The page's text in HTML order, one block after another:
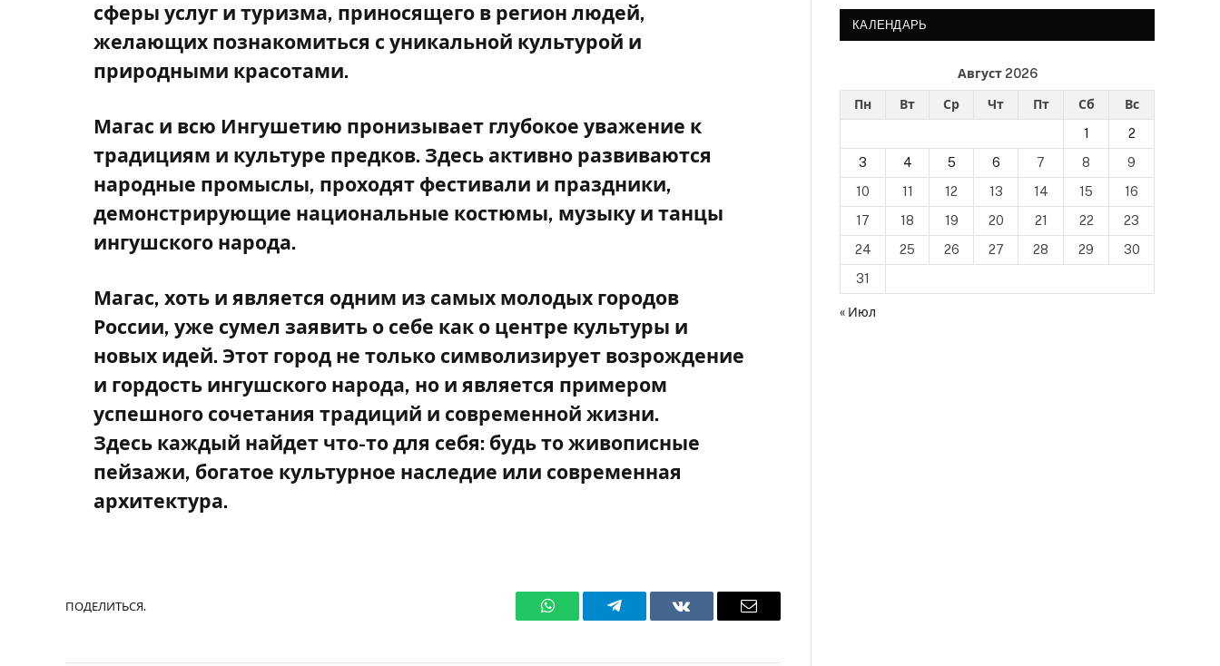
сферы услуг и туризма, приносящего в регион людей,
желающих познакомиться с уникальной культурой и
природными красотами.
Магас и всю Ингушетию пронизывает глубокое уважение к
традициям и культуре предков. Здесь активно развиваются
народные промыслы, проходят фестивали и праздники,
демонстрирующие национальные костюмы, музыку и танцы
ингушского народа.
Магас, хоть и является одним из самых молодых городов
России, уже сумел заявить о себе как о центре культуры и
новых идей. Этот город не только символизирует возрождение
и гордость ингушского народа, но и является примером
успешного сочетания традиций и современной жизни.
Здесь каждый найдет что-то для себя: будь то живописные
пейзажи, богатое культурное наследие или современная
архитектура.
ПОДЕЛИТЬСЯ.
WhatsAppТелеграммВКонтактеЭлектронная
КАЛЕНДАРЬ
Август 2026
Пн Вт Ср Чт Пт Сб
Вс
1
2
3
4 5 6 7 8
9
10
11 12 13 14 15
16
17
18 19 20 21 22
23
24
25 26 27 28 29
30
31
« Июл